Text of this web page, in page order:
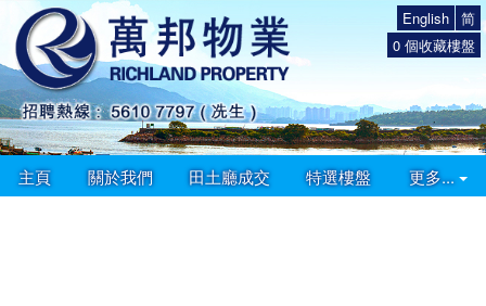
简
English
0 個收藏樓盤
主頁 關於我們 田土廳成交 特選樓盤 更多...